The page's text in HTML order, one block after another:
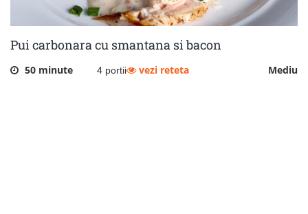
Pui carbonara cu smantana si bacon
50 minute 4 portii Mediu
vezi reteta